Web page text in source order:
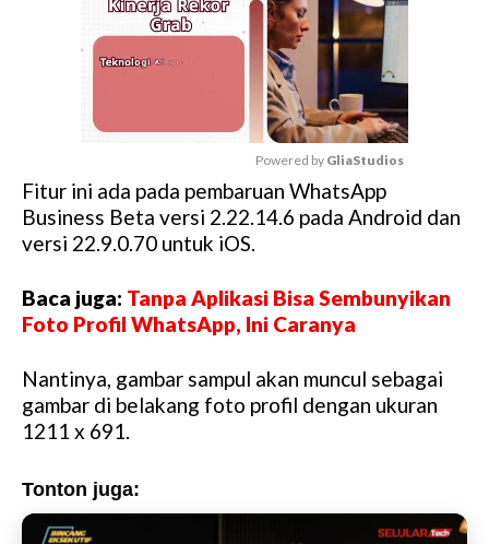
M
u
Powered by GliaStudios
Fitur ini ada pada pembaruan WhatsApp
Business Beta versi 2.22.14.6 pada Android dan
versi 22.9.0.70 untuk iOS.
Baca juga: Tanpa Aplikasi Bisa Sembunyikan
Foto Profil WhatsApp, Ini Caranya
Nantinya, gambar sampul akan muncul sebagai
gambar di belakang foto profil dengan ukuran
1211 x 691.
Tonton juga: